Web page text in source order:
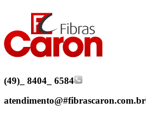
(49) 8404
6584
atendimento@#fibrascaron.com.br